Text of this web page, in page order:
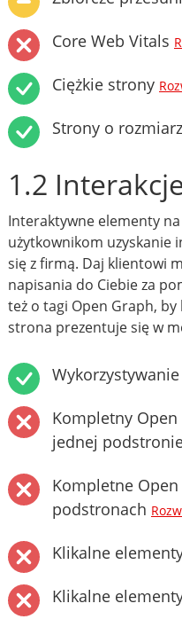
Core Web Vitals
Ciężkie strony
Strony o
1.2
Interaktywne elementy
użytkownikom uzyskanie
się z firmą. Daj klientowi
napisania do Ciebie za
też o tagi Open Graph,
strona prezentuje się w
Kompletny
jednej
Kompletne
podstronach
Klikalne
Klikalne